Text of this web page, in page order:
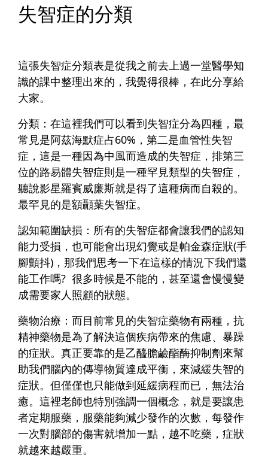
失智症的分類
這張失智症分類表是從我之前去上過一堂醫學知
識的課中整理出來的，我覺得很棒，在此分享給
大家。
分類： 在這裡我們可以看到失智症分為四種，最
常見是阿茲海默症占60%，第二是血管性失智
症，這是一種因為中風而造成的失智症，排第三
位的路易體失智症則是一種罕見類型的失智症，
聽說影星羅賓威廉斯就是得了這種病而自殺的。
最罕見的是額顳葉失智症。
認知範圍缺損 ：所有的失智症都會讓我們的認知
能力受損，也可能會出現幻覺或是帕金森症狀(手
腳顫抖)，那我們思考一下在這樣的情況下我們還
能工作嗎? 很多時候是不能的，甚至還會慢慢變
成需要家人照顧的狀態。
藥物治療： 而目前常見的失智症藥物有兩種，抗
精神藥物是為了解決這個疾病帶來的焦慮、暴躁
的症狀。真正要靠的是乙醯膽鹼酯酶抑制劑來幫
助我們腦內的傳導物質達成平衡，來減緩失智的
症狀。但僅僅也只能做到延緩病程而已，無法治
癒。這裡老師也特別強調一個概念，就是要讓患
者定期服藥，服藥能夠減少發作的次數，每發作
一次對腦部的傷害就增加一點，越不吃藥，症狀
就越來越嚴重。